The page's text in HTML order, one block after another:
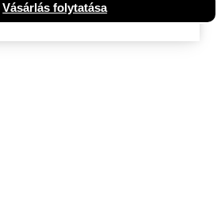
Vásárlás folytatása